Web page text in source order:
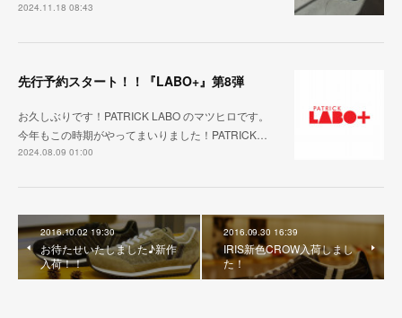
2024.11.18 08:43
先行予約スタート！！『LABO+』第8弾
お久しぶりです！PATRICK LABO のマツヒロです。
今年もこの時期がやってまいりました！PATRICK…
2024.08.09 01:00
2016.10.02 19:30
お待たせいたしました♪新作
入荷！！
2016.09.30 16:39
IRIS新色CROW入荷しまし
た！